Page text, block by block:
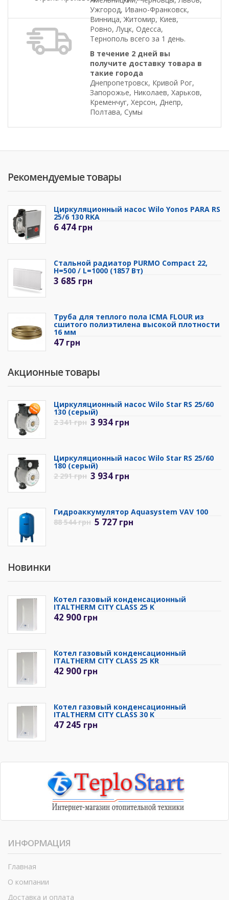
Ужгород, Ивано-Франковск,
Винница, Житомир, Киев,
Ровно, Луцк, Одесса,
Тернополь всего за 1 день.
В течение 2 дней вы
получите доставку товара в
такие города
Днепропетровск, Кривой Рог,
Запорожье, Николаев, Харьков,
Кременчуг, Херсон, Днепр,
Полтава, Сумы
Рекомендуемые товары
Циркуляционный насос Wilo Yonos PARA RS
25/6 130 RKA
6 474 грн
Стальной радиатор PURMO Compact 22,
H=500 / L=1000 (1857 Вт)
3 685 грн
Труба для теплого пола ICMA FLOUR из
сшитого полиэтилена высокой плотности
16 мм
47 грн
Акционные товары
Циркуляционный насос Wilo Star RS 25/60
130 (серый)
2 341грн 3 934 грн
Циркуляционный насос Wilo Star RS 25/60
180 (серый)
2 291грн 3 934 грн
Гидроаккумулятор Aquasystem VAV 100
88 544грн 5 727 грн
Новинки
Котел газовый конденсационный
ITALTHERM CITY CLASS 25 K
42 900 грн
Котел газовый конденсационный
ITALTHERM CITY CLASS 25 KR
42 900 грн
Котел газовый конденсационный
ITALTHERM CITY CLASS 30 K
47 245 грн
ИНФОРМАЦИЯ
Главная
О компании
Доставка и оплата